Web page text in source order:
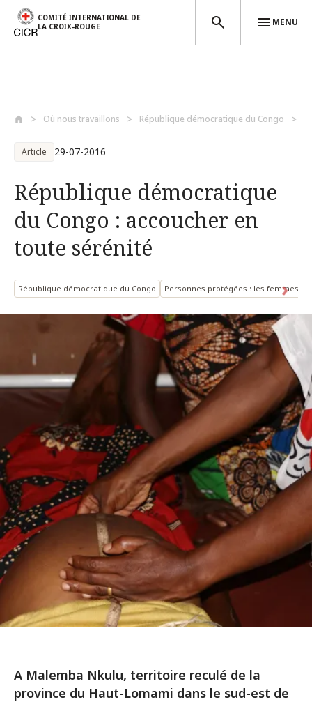
COMITÉ INTERNATIONAL DE
LA CROIX-ROUGE
MENU
Où nous travaillons République démocratique du Congo
Article 29-07-2016
République démocratique
du Congo : accoucher en
toute sérénité
République démocratique du Congo Personnes protégées : les femmes
A Malemba Nkulu, territoire reculé de la
province du Haut-Lomami dans le sud-est de